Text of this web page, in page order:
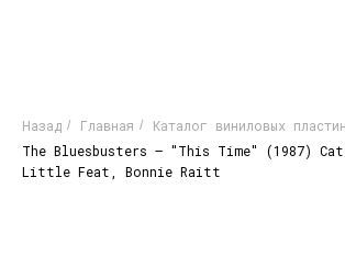
Назад / Главная / Каталог виниловых
The Bluesbusters – "This Time" (1987)
Little Feat, Bonnie Raitt